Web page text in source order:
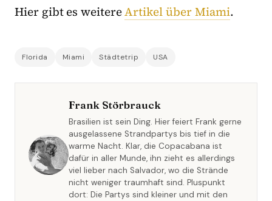
Hier gibt es weitereArtikel über Miami.
Florida Miami Städtetrip USA
Frank Störbrauck
Brasilien ist sein Ding. Hier feiert Frank gerne
ausgelassene Strandpartys bis tief in die
warme Nacht. Klar, die Copacabana ist
dafür in aller Munde, ihn zieht es allerdings
viel lieber nach Salvador, wo die Strände
nicht weniger traumhaft sind. Pluspunkt
dort: Die Partys sind kleiner und mit den